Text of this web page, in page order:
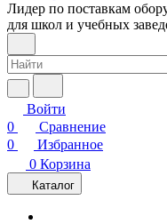
Лидер по поставкам
для школ и учебных
Войти
0
Сравнение
0
Избранное
0 Корзина
Каталог